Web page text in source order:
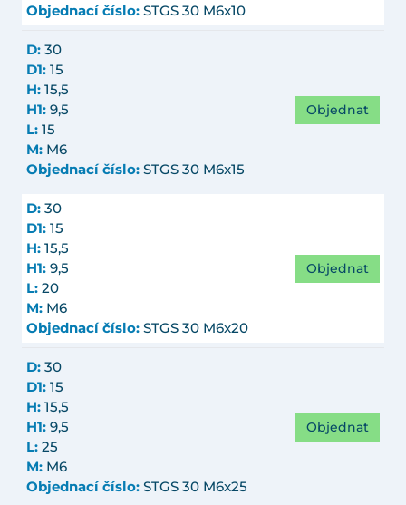
Objednací číslo: STGS 30 M6x10
D: 30
D1: 15
H: 15,5
H1: 9,5
L: 15
M: M6
Objednací číslo: STGS 30 M6x15
Objednat
D: 30
D1: 15
H: 15,5
H1: 9,5
L: 20
M: M6
Objednací číslo: STGS 30 M6x20
Objednat
D: 30
D1: 15
H: 15,5
H1: 9,5
L: 25
M: M6
Objednací číslo: STGS 30 M6x25
Objednat